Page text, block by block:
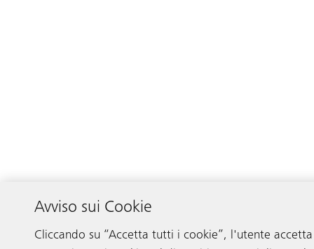
Avviso sui Cookie
Cliccando su “Accetta tutti i cookie”, l'utente